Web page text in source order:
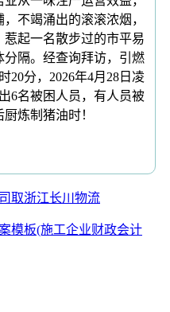
不竭涌出的滚滚浓烟，
起一名散步过的市平易
隔。经查询拜访，引燃
20分，2026年4月28日凌
6名被困人员，有人员被
炼制猪油时！
取浙江长川物流
模板(施工企业财政会计